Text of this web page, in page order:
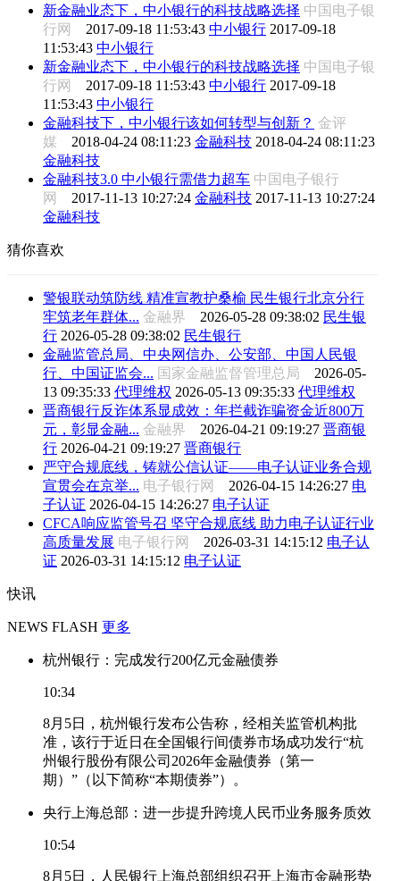
新金融业态下，中小银行的科技战略选择 中国电子银
行网 2017-09-18 11:53:43 中小银行 2017-09-18
11:53:43 中小银行
新金融业态下，中小银行的科技战略选择 中国电子银
行网 2017-09-18 11:53:43 中小银行 2017-09-18
11:53:43 中小银行
金融科技下，中小银行该如何转型与创新？ 金评
媒 2018-04-24 08:11:23 金融科技 2018-04-24 08:11:23
金融科技
金融科技3.0 中小银行需借力超车 中国电子银行
网 2017-11-13 10:27:24 金融科技 2017-11-13 10:27:24
金融科技
猜你喜欢
警银联动筑防线 精准宣教护桑榆 民生银行北京分行
牢筑老年群体... 金融界 2026-05-28 09:38:02 民生银
行 2026-05-28 09:38:02 民生银行
金融监管总局、中央网信办、公安部、中国人民银
行、中国证监会... 国家金融监督管理总局 2026-05-
13 09:35:33 代理维权 2026-05-13 09:35:33 代理维权
晋商银行反诈体系显成效：年拦截诈骗资金近800万
元，彰显金融... 金融界 2026-04-21 09:19:27 晋商银
行 2026-04-21 09:19:27 晋商银行
严守合规底线，铸就公信认证——电子认证业务合规
宣贯会在京举... 电子银行网 2026-04-15 14:26:27 电
子认证 2026-04-15 14:26:27 电子认证
CFCA响应监管号召 坚守合规底线 助力电子认证行业
高质量发展 电子银行网 2026-03-31 14:15:12 电子认
证 2026-03-31 14:15:12 电子认证
快讯
NEWS FLASH 更多
杭州银行：完成发行200亿元金融债券
10:34
8月5日，杭州银行发布公告称，经相关监管机构批
准，该行于近日在全国银行间债券市场成功发行“杭
州银行股份有限公司2026年金融债券（第一
期）”（以下简称“本期债券”）。
央行上海总部：进一步提升跨境人民币业务服务质效
10:54
8月5日，人民银行上海总部组织召开上海市金融形势